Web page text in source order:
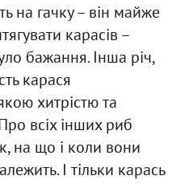
на гачку – він майже
карасів –
бажання. Інша річ,
карася
хитрістю та
всіх інших риб
на що і коли вони
І тільки карась